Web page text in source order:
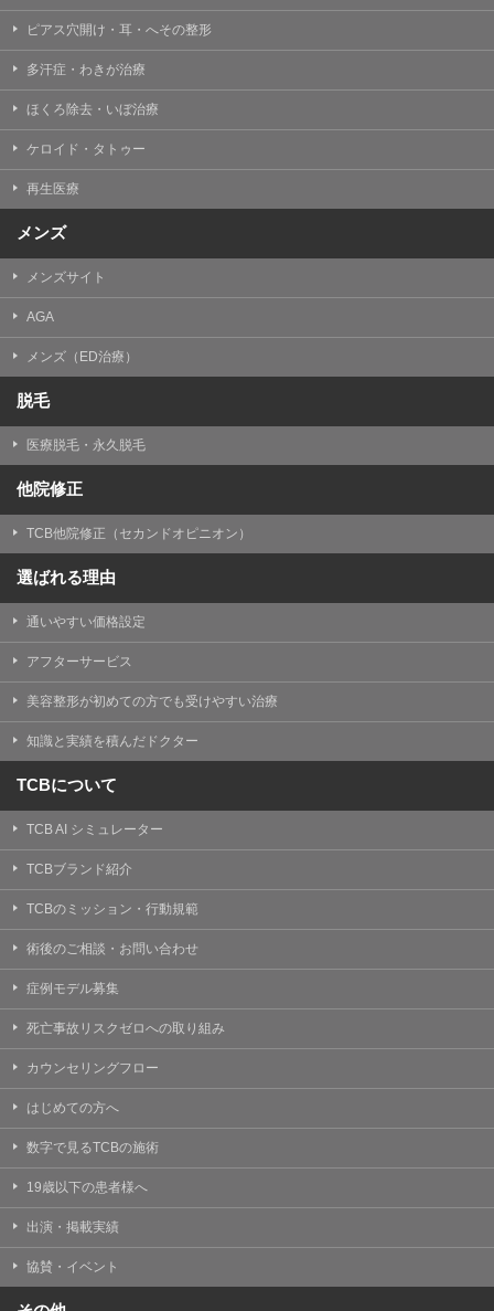
ピアス穴開け・耳・へその整形
多汗症・わきが治療
ほくろ除去・いぼ治療
ケロイド・タトゥー
再生医療
メンズ
メンズサイト
AGA
メンズ（ED治療）
脱毛
医療脱毛・永久脱毛
他院修正
TCB他院修正（セカンドオピニオン）
選ばれる理由
通いやすい価格設定
アフターサービス
美容整形が初めての方でも受けやすい治療
知識と実績を積んだドクター
TCBについて
TCB AI シミュレーター
TCBブランド紹介
TCBのミッション・行動規範
術後のご相談・お問い合わせ
症例モデル募集
死亡事故リスクゼロへの取り組み
カウンセリングフロー
はじめての方へ
数字で見るTCBの施術
19歳以下の患者様へ
出演・掲載実績
協賛・イベント